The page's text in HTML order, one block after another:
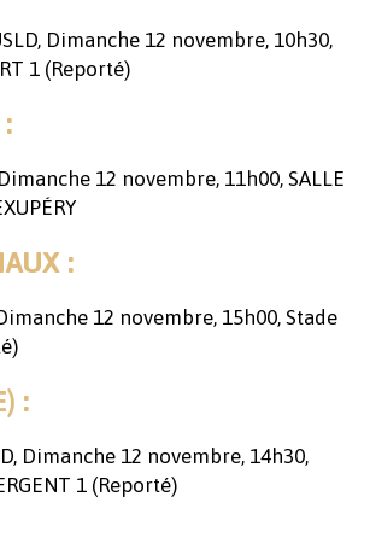
Dimanche 12 novembre, 10h30,
1 (Reporté)
12 novembre, 11h00, SALLE
:
12 novembre, 15h00, Stade
:
Dimanche 12 novembre, 14h30,
1 (Reporté)